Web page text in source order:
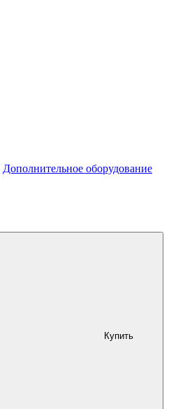
Дополнительное оборудование
Купить